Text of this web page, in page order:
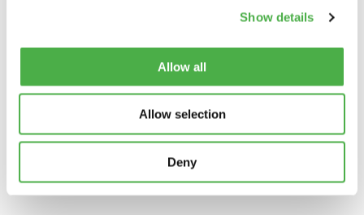
Show details
Allow all
Allow selection
Deny
Kun kiukaita sitten tänä päivänä markkinoidaan
myös ympäristöväittein, olisi hyvä pystyä kätevästi
vertaamaan satunnaisesti valittua kiuasta
keskiarvoisiin suoritustasotietoihin.
Tämä ei kuitenkaan onnistu sillä ainakaan
julkisuudessa ei tällaisia tietoja ole.